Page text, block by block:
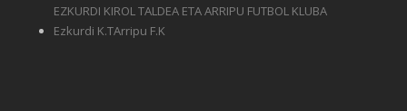
EZKURDI KIROL TALDEA ETA ARRIPU FUTBOL KLUBA
Ezkurdi K.TArripu F.K